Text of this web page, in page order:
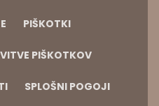
PIŠKOTKI
PIŠKOTKOV
SPLOŠNI POGOJI